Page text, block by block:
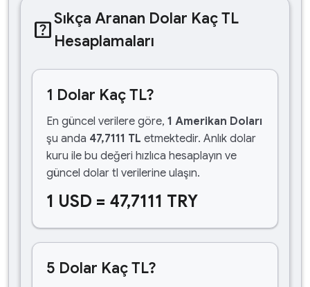
help_centerSıkça Aranan Dolar Kaç TL
Hesaplamaları
1 Dolar Kaç TL?
En güncel verilere göre, 1 Amerikan Doları
şu anda 47,7111 TL etmektedir. Anlık dolar
kuru ile bu değeri hızlıca hesaplayın ve
güncel dolar tl verilerine ulaşın.
1 USD = 47,7111 TRY
5 Dolar Kaç TL?